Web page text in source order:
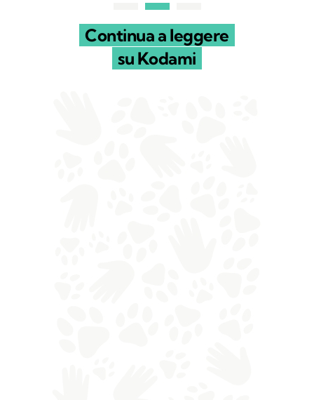
Continua a leggere
su Kodami